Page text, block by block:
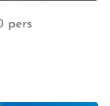
pers